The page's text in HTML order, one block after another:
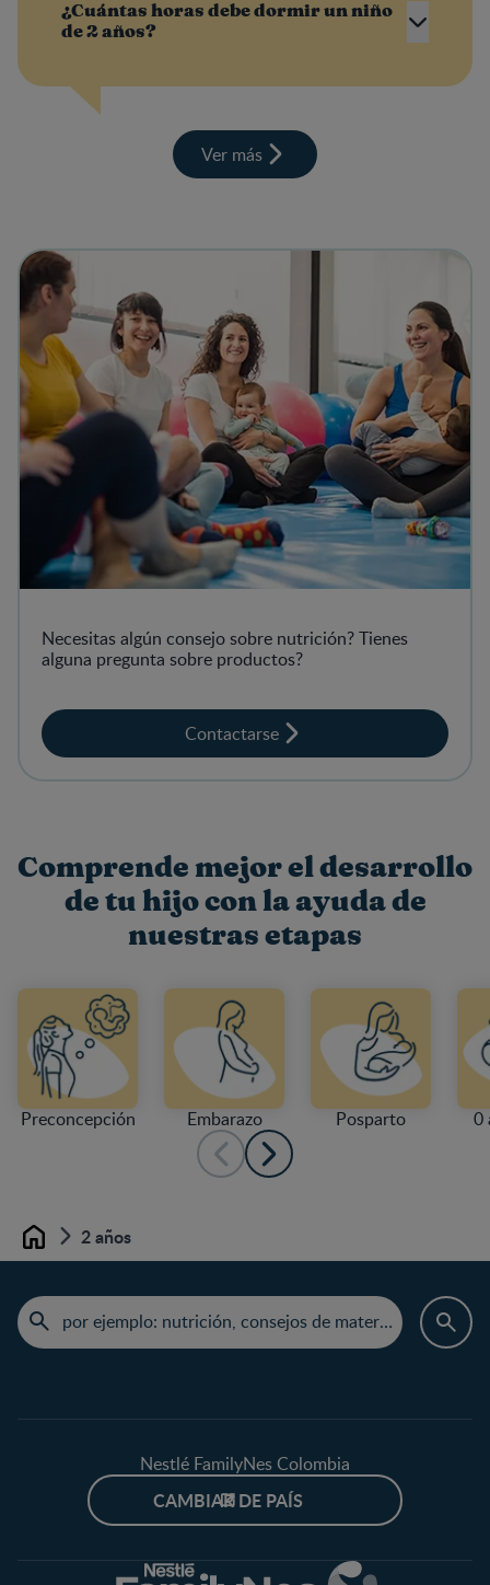
¿Cuántas horas debe dormir un niño
de 2 años?
Ver más
View details
Necesitas algún consejo sobre nutrición? Tienes
alguna pregunta sobre productos?
Contactarse
Comprende mejor el desarrollo
de tu hijo con la ayuda de
nuestras etapas
Preconcepción Embarazo Posparto 0
Home 2 años
Nestlé FamilyNes Colombia
CAMBIAR DE PAÍS